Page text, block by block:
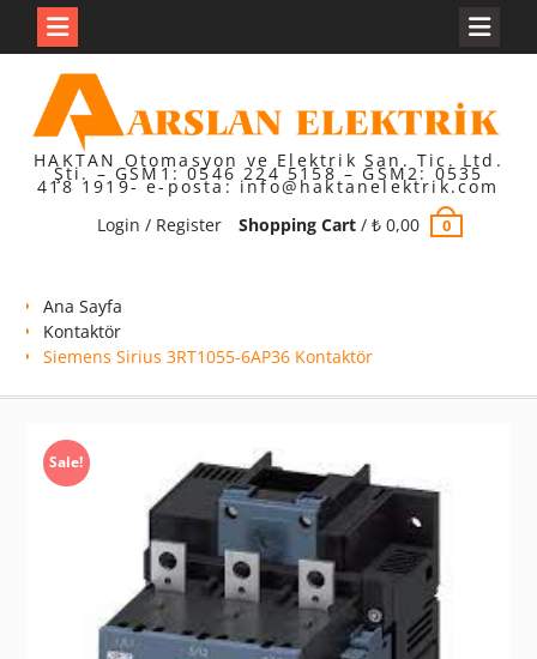
content
HAKTAN Otomasyon ve Elektrik San. Tic. Ltd.
Şti. – GSM1: 0546 224 5158 – GSM2: 0535
418 1919- e-posta: info@haktanelektrik.com
Login / Register
Shopping Cart/ ₺0,00 0
Ana Sayfa
Kontaktör
Siemens Sirius 3RT1055-6AP36 Kontaktör
Sale!